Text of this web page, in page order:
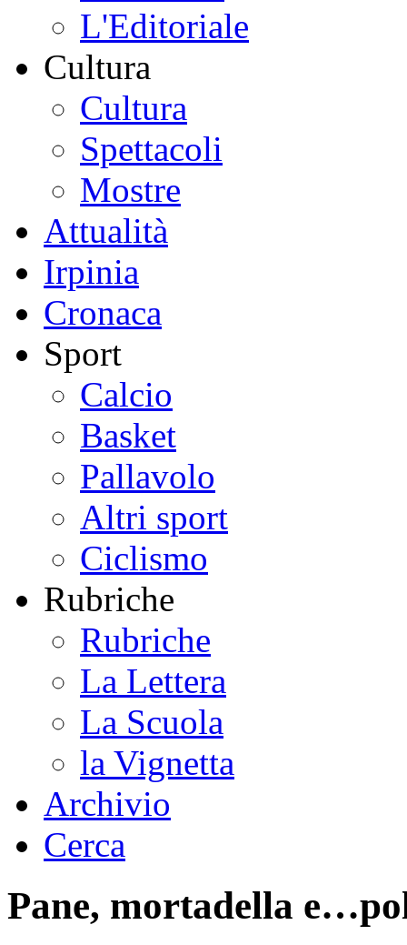
L'Editoriale
Cultura
Cultura
Spettacoli
Mostre
Attualità
Irpinia
Cronaca
Sport
Calcio
Basket
Pallavolo
Altri sport
Ciclismo
Rubriche
Rubriche
La Lettera
La Scuola
la Vignetta
Archivio
Cerca
Pane, mortadella